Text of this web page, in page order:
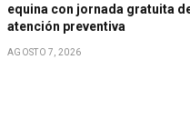
equina con jornada gratuita
atención preventiva
AGOSTO 7, 2026